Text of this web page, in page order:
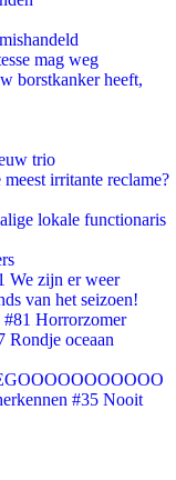
mag weg
borstkanker heeft,
trio
irritante reclame?
lokale functionaris
We zijn er weer
van het seizoen!
#81 Horrorzomer
Rondje oceaan
#35 Nooit